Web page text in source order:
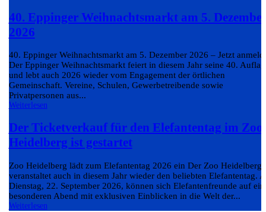
40. Eppinger Weihnachtsmarkt am 5.
2026
40. Eppinger Weihnachtsmarkt am 5. Dezember 2026 – Jetzt
Der Eppinger Weihnachtsmarkt feiert in diesem Jahr seine 40.
und lebt auch 2026 wieder vom Engagement der örtlichen
Gemeinschaft. Vereine, Schulen, Gewerbetreibende sowie
Privatpersonen aus...
Weiterlesen
Der Ticketverkauf für den Elefantentag im Zoo
Heidelberg ist gestartet
Zoo Heidelberg lädt zum Elefantentag 2026 ein Der Zoo Heidelberg
veranstaltet auch in diesem Jahr wieder den beliebten Elefantentag.
Dienstag, 22. September 2026, können sich Elefantenfreunde auf
besonderen Abend mit exklusiven Einblicken in die Welt der...
Weiterlesen